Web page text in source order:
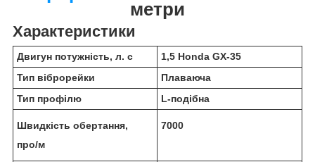
метри
Характеристики
Двигун потужність, л. с
1,5 Honda GX-35
Тип віброрейки
Плаваюча
Тип профілю
L-подібна
Швидкість обертання,
про/м
7000